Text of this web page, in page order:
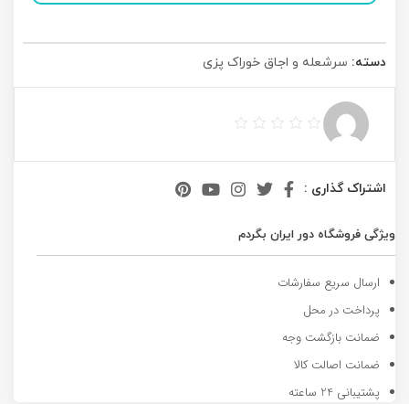
دسته: سرشعله و اجاق خوراک پزی
اشتراک گذاری :
ویژگی فروشگاه دور ایران بگردم
ارسال سریع سفارشات
پرداخت در محل
ضمانت بازگشت وجه
ضمانت اصالت کالا
پشتیبانی 24 ساعته